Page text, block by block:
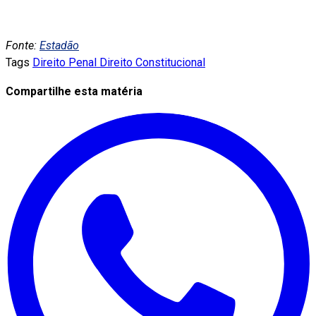
Fonte: Estadão
Tags Direito Penal Direito Constitucional
Compartilhe esta matéria